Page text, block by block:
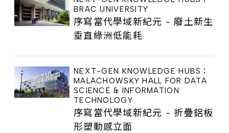
BRAC UNIVERSITY
序寫當代學域新紀元 - 廢土新生
垂直綠洲低能耗
NEXT-GEN KNOWLEDGE HUBS：
MALACHOWSKY HALL FOR DATA
SCIENCE & INFORMATION
TECHNOLOGY
序寫當代學域新紀元 - 折疊鋁板
形塑動感立面